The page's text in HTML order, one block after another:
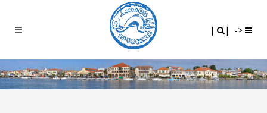
| | ->